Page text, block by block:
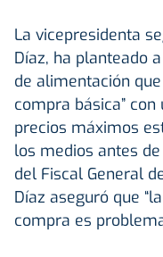
La vicepresidenta
Díaz, ha planteado
de alimentación
compra básica”
precios máximos
los medios antes
del Fiscal General
Díaz aseguró que
compra es